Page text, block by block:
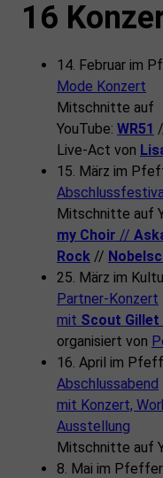
16
14. Februar im
Mode Konzert
Mitschnitte auf
YouTube: WR51
Live-Act von
15. März im
Mitschnitte auf
my Choir //
Rock //
25. März im
Partner-Konzert
mit Scout Gillet
organisiert von
16. April im
Abschlussabend
mit Konzert,
Ausstellung
Mitschnitte auf
8. Mai im